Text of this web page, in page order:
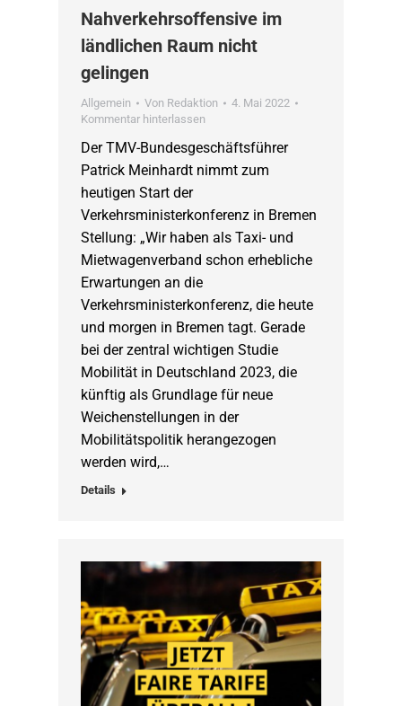
Nahverkehrsoffensive im
ländlichen Raum nicht
gelingen
Allgemein Von Redaktion
4. Mai 2022
Kommentar hinterlassen
Der TMV-Bundesgeschäftsführer
Patrick Meinhardt nimmt zum
heutigen Start der
Verkehrsministerkonferenz in Bremen
Stellung: „Wir haben als Taxi- und
Mietwagenverband schon erhebliche
Erwartungen an die
Verkehrsministerkonferenz, die heute
und morgen in Bremen tagt. Gerade
bei der zentral wichtigen Studie
Mobilität in Deutschland 2023, die
künftig als Grundlage für neue
Weichenstellungen in der
Mobilitätspolitik herangezogen
werden wird,…
Details